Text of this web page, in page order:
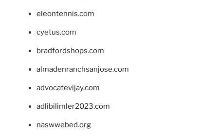
eleontennis.com
cyetus.com
bradfordshops.com
almadenranchsanjose.com
advocatevijay.com
adlibilimler2023.com
naswwebed.org